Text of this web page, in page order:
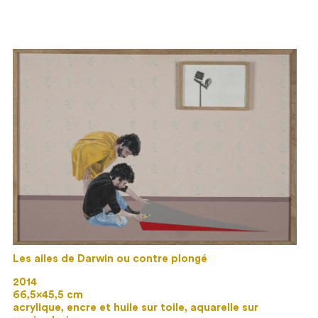
Les ailes de Darwin ou contre plongé
2014
66,5×45,5 cm
acrylique, encre et huile sur toile, aquarelle sur